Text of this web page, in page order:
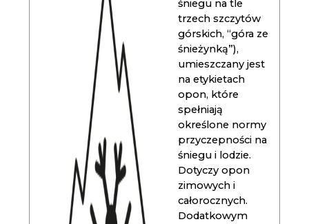
śniegu na tle
trzech szczytów
górskich, “góra ze
śnieżynką”),
umieszczany jest
na etykietach
opon, które
spełniają
określone normy
przyczepności na
śniegu i lodzie.
Dotyczy opon
zimowych i
całorocznych.
Dodatkowym